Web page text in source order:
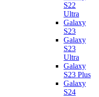
S22
Ultra
Galaxy
S23
Galaxy
S23
Ultra
Galaxy
S23 Plus
Galaxy
S24